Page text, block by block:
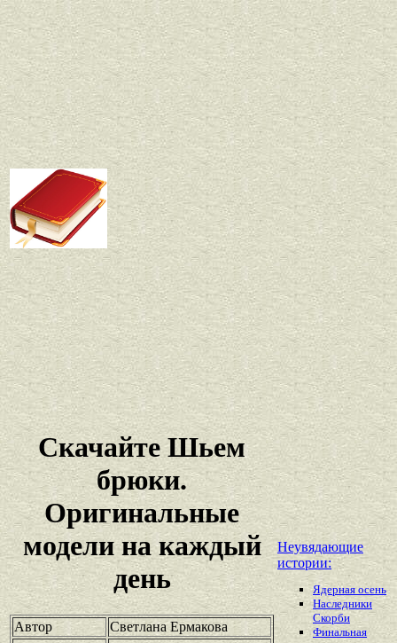
Скачайте Шьем
брюки.
Оригинальные
модели на каждый
день
Автор Светлана Ермакова
Неувядающие
истории:
Ядерная осень
Наследники
Скорби
Финальная